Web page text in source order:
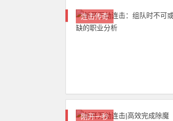
连击传奇
刚开一秒